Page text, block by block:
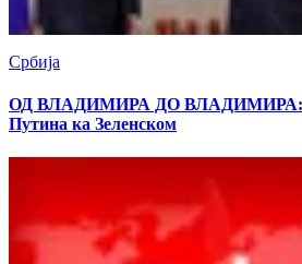
Србија
ОД ВЛАДИМИРА ДО ВЛАДИМИРА:
Путина ка Зеленском